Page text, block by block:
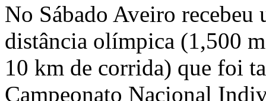
No Sábado Aveiro
distância olímpica (1,500
10 km de corrida) que foi
Campeonato Nacional